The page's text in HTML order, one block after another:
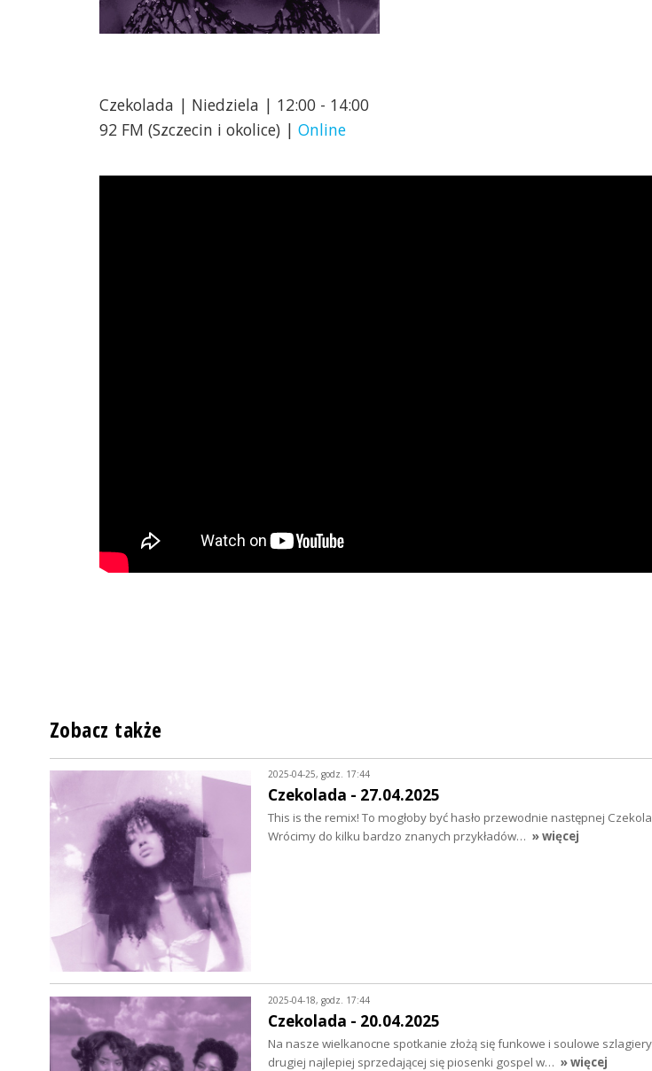
Czekolada | Niedziela | 12:00 - 14:00
92 FM (Szczecin i okolice) | Online
Zobacz także
2025-04-25, godz. 17:44
Czekolada - 27.04.2025
This is the remix! To mogłoby być hasło przewodnie następnej
Wrócimy do kilku bardzo znanych przykładów… » więcej
2025-04-18, godz. 17:44
Czekolada - 20.04.2025
Na nasze wielkanocne spotkanie złożą się funkowe i soulowe
drugiej najlepiej sprzedającej się piosenki gospel w… » więcej